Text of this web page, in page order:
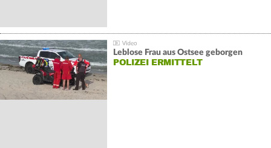
Leblose Frau aus Ostsee geborgen
POLIZEI ERMITTELT